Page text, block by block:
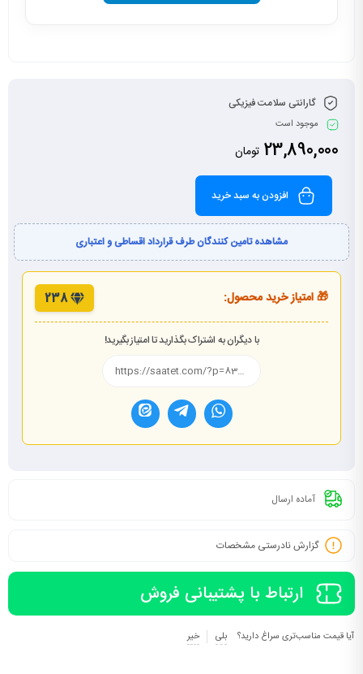
گارانتی سلامت فیزیکی
موجود است
23,890,000 تومان
افزودن به سبد خرید
مشاهده تامین کنندگان طرف قرارداد اقساطی و اعتباری
🎁 امتیاز خرید محصول: 238
با دیگران به اشتراک بگذارید تا امتیاز بگیرید!
آماده ارسال
گزارش نادرستی مشخصات
ارتباط با پشتیبانی فروش
آیا قیمت مناسب‌تری سراغ دارید؟ بلی خیر